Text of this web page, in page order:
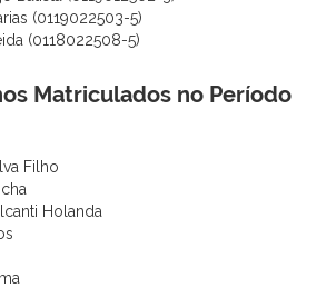
(0119022503-5)
(0118022508-5)
Matriculados no Período
Filho
Holanda